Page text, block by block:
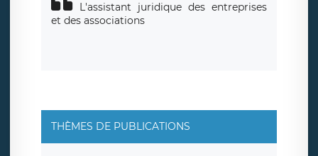
L'assistant juridique des entreprises
et des associations
THÈMES DE PUBLICATIONS